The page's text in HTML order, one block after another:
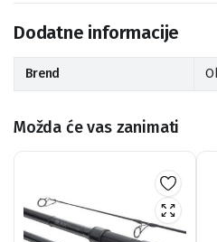
Dodatne informacije
Brend
Možda će vas zanimati